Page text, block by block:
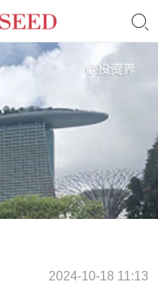
2024-10-18 11:13